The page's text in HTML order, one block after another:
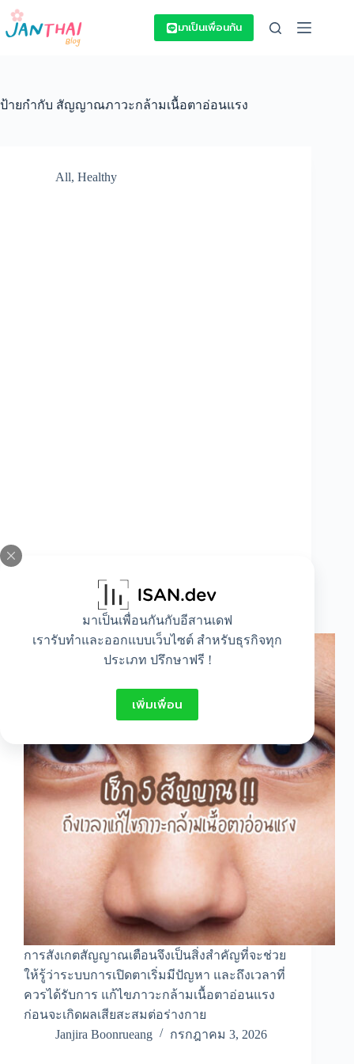
Skip
content
มาเป็นเพื่อนกันกับอีสานเดฟ
เรารับทำและออกแบบเว็บไซต์ สำหรับธุรกิจทุก
ประเภท ปรึกษาฟรี !
เพิ่มเพื่อน
มาเป็นเพื่อนกัน
ป้ายกำกับ สัญญาณภาวะกล้ามเนื้อตาอ่อนแรง
All, Healthy
เช็ก 5 สัญญาณ ถึงเวลาแก้ไขภาวะกล้ามเนื้อตา
การสังเกตสัญญาณเตือนจึงเป็นสิ่งสำคัญที่จะช่วย
ให้รู้ว่าระบบการเปิดตาเริ่มมีปัญหา และถึงเวลาที่
ควรได้รับการ แก้ไขภาวะกล้ามเนื้อตาอ่อนแรง
ก่อนจะเกิดผลเสียสะสมต่อร่างกาย
Janjira Boonrueang
กรกฎาคม 3, 2026